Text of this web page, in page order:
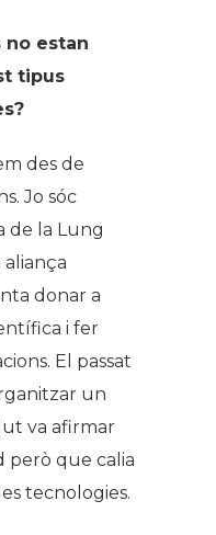
no estan
tipus
des de
Jo sóc
de la Lung
donar a
i fer
El passat
un
va afirmar
però que calia
tecnologies.